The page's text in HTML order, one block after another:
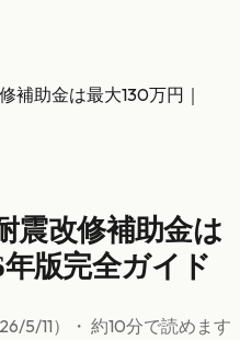
補助金は最大130万円｜
震改修補助金は
版完全ガイド
5/11） ・ 約10分で読めます